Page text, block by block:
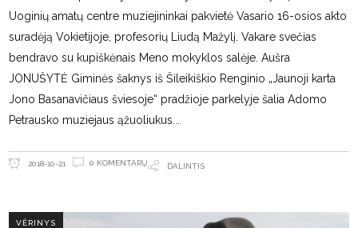
Uoginių amatų centre muziejininkai pakvietė Vasario 16-osios akto
suradėją Vokietijoje, profesorių Liudą Mažylį. Vakare svečias
bendravo su kupiškėnais Meno mokyklos salėje. Aušra
JONUŠYTĖ Giminės šaknys iš Šileikiškio Renginio „Jaunoji karta
Jono Basanavičiaus šviesoje“ pradžioje parkelyje šalia Adomo
Petrausko muziejaus ąžuoliukus
2018-10-21 0 KOMENTARŲ DALINTIS
VĖRINYS